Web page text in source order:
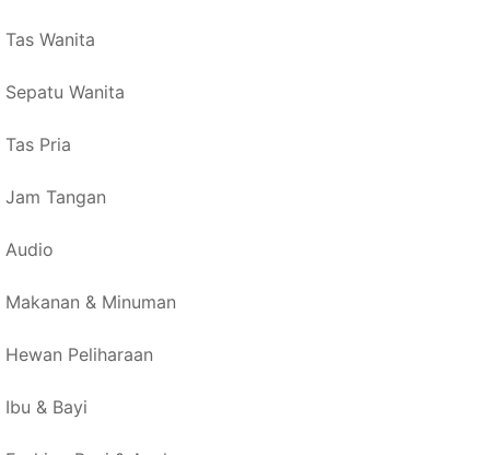
Tas Wanita
Sepatu Wanita
Tas Pria
Jam Tangan
Audio
Makanan & Minuman
Hewan Peliharaan
Ibu & Bayi